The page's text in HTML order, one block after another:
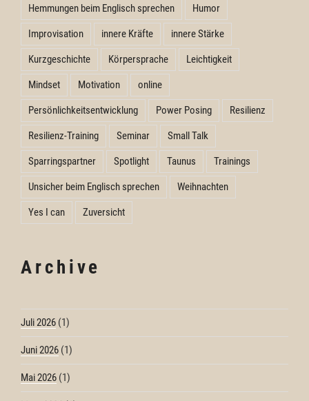
Hemmungen beim Englisch sprechen Humor
Improvisation innere Kräfte innere Stärke
Kurzgeschichte Körpersprache Leichtigkeit
Mindset Motivation online
Persönlichkeitsentwicklung Power Posing Resilienz
Resilienz-Training Seminar Small Talk
Sparringspartner Spotlight Taunus Trainings
Unsicher beim Englisch sprechen Weihnachten
Yes I can Zuversicht
Archive
Juli 2026 (1)
Juni 2026 (1)
Mai 2026 (1)